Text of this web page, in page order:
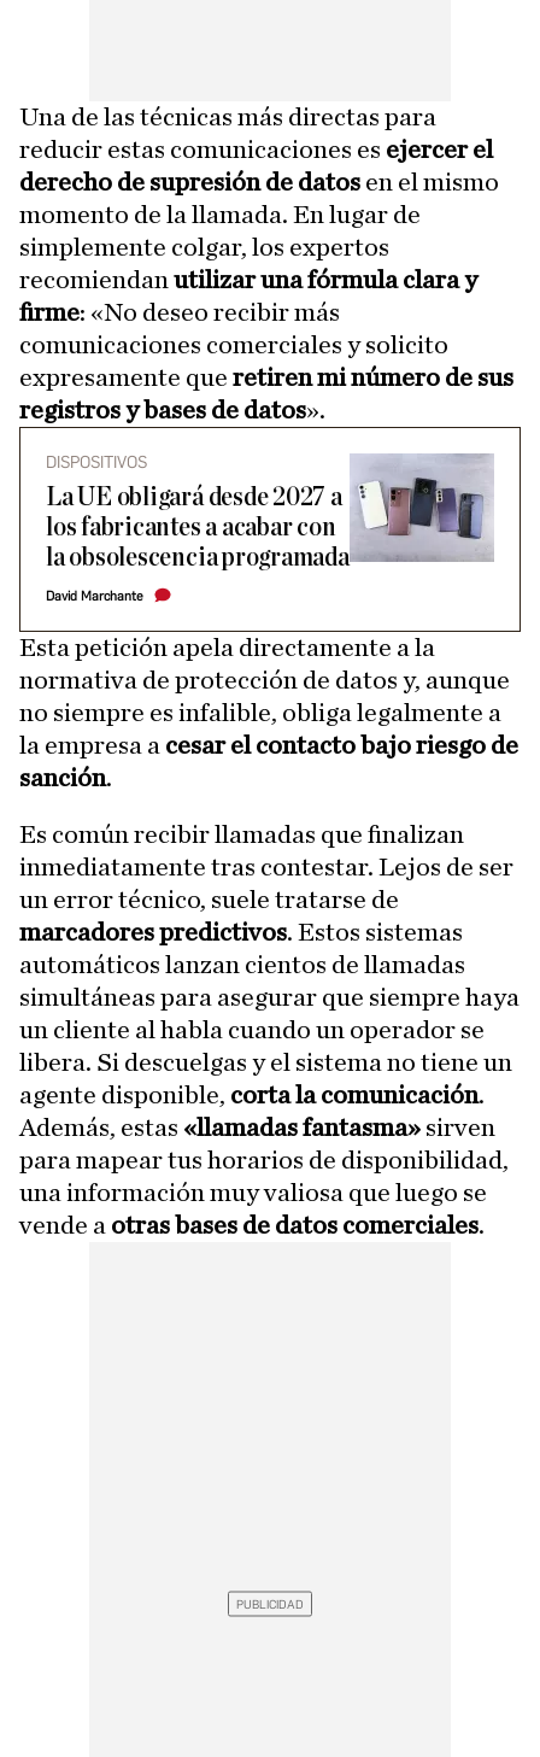
Una de las técnicas más directas para
reducir estas comunicaciones es ejercer el
derecho de supresión de datos en el mismo
momento de la llamada. En lugar de
simplemente colgar, los expertos
recomiendan utilizar una fórmula clara y
firme: «No deseo recibir más
comunicaciones comerciales y solicito
expresamente que retiren mi número de sus
registros y bases de datos».
DISPOSITIVOS
La UE obligará desde 2027 a
los fabricantes a acabar con
la obsolescencia programada
David Marchante
Esta petición apela directamente a la
normativa de protección de datos y, aunque
no siempre es infalible, obliga legalmente a
la empresa a cesar el contacto bajo riesgo de
sanción.
Es común recibir llamadas que finalizan
inmediatamente tras contestar. Lejos de ser
un error técnico, suele tratarse de
marcadores predictivos. Estos sistemas
automáticos lanzan cientos de llamadas
simultáneas para asegurar que siempre haya
un cliente al habla cuando un operador se
libera. Si descuelgas y el sistema no tiene un
agente disponible, corta la comunicación.
Además, estas «llamadas fantasma» sirven
para mapear tus horarios de disponibilidad,
una información muy valiosa que luego se
vende a otras bases de datos comerciales.